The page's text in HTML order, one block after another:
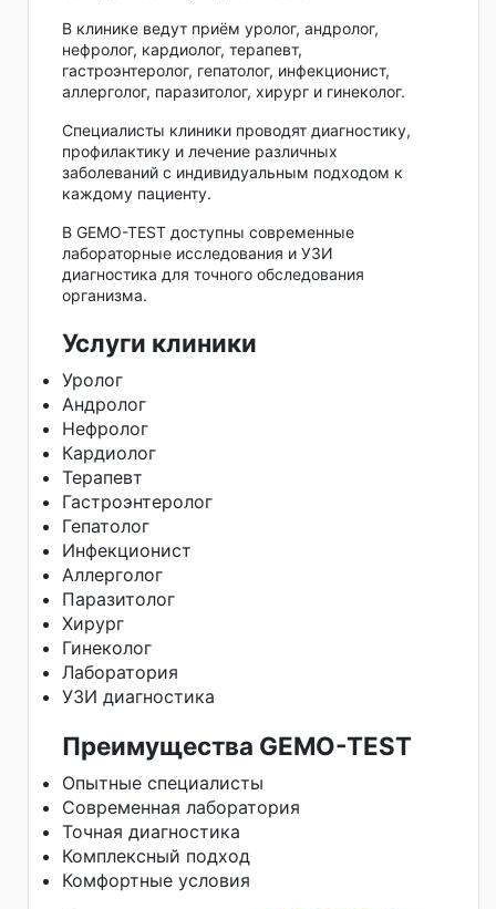
В клинике ведут приём уролог, андролог,
нефролог, кардиолог, терапевт,
гастроэнтеролог, гепатолог, инфекционист,
аллерголог, паразитолог, хирург и гинеколог.
Специалисты клиники проводят диагностику,
профилактику и лечение различных
заболеваний с индивидуальным подходом к
каждому пациенту.
В GEMO-TEST доступны современные
лабораторные исследования и УЗИ
диагностика для точного обследования
организма.
Услуги клиники
Уролог
Андролог
Нефролог
Кардиолог
Терапевт
Гастроэнтеролог
Гепатолог
Инфекционист
Аллерголог
Паразитолог
Хирург
Гинеколог
Лаборатория
УЗИ диагностика
Преимущества GEMO-TEST
Опытные специалисты
Современная лаборатория
Точная диагностика
Комплексный подход
Комфортные условия